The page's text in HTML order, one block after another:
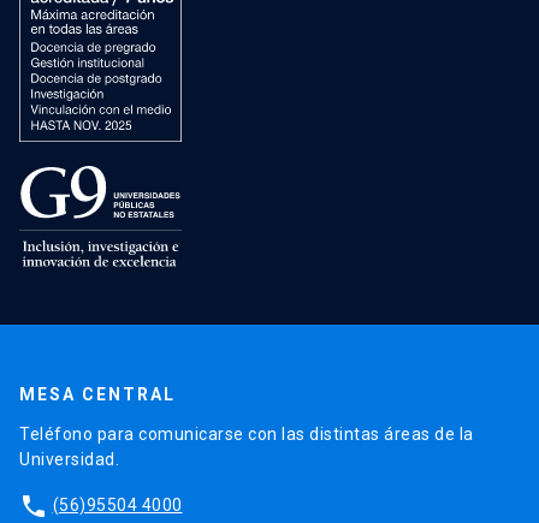
MESA CENTRAL
Teléfono para comunicarse con las distintas áreas de la
Universidad.
phone (56)95504 4000